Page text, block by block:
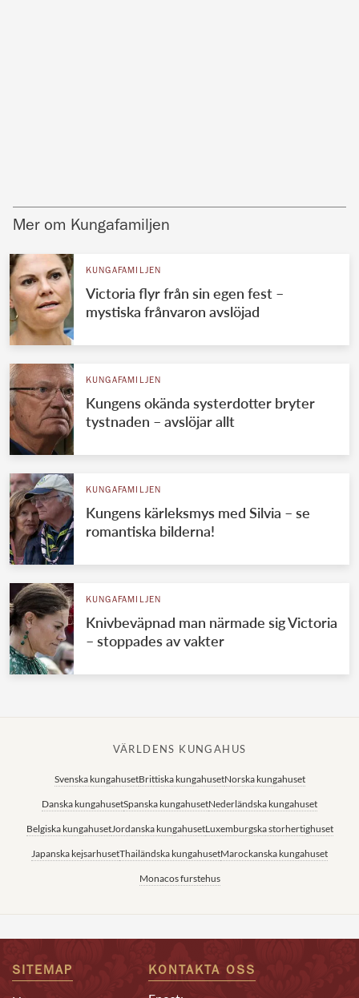
Mer om Kungafamiljen
KUNGAFAMILJEN
Victoria flyr från sin egen fest –
mystiska frånvaron avslöjad
KUNGAFAMILJEN
Kungens okända systerdotter bryter
tystnaden – avslöjar allt
KUNGAFAMILJEN
Kungens kärleksmys med Silvia – se
romantiska bilderna!
KUNGAFAMILJEN
Knivbeväpnad man närmade sig Victoria
– stoppades av vakter
VÄRLDENS KUNGAHUS
Svenska kungahusetBrittiska kungahusetNorska kungahuset
Danska kungahusetSpanska kungahusetNederländska kungahuset
Belgiska kungahusetJordanska kungahusetLuxemburgska storhertighuset
Japanska kejsarhusetThailändska kungahusetMarockanska kungahuset
Monacos furstehus
SITEMAP KONTAKTA OSS